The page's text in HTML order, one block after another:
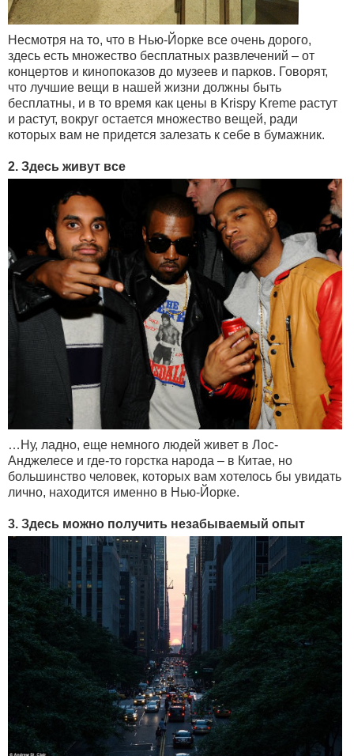
Несмотря на то, что в Нью-Йорке все очень дорого,
здесь есть множество бесплатных развлечений – от
концертов и кинопоказов до музеев и парков. Говорят,
что лучшие вещи в нашей жизни должны быть
бесплатны, и в то время как цены в Krispy Kreme растут
и растут, вокруг остается множество вещей, ради
которых вам не придется залезать к себе в бумажник.
2. Здесь живут все
…Ну, ладно, еще немного людей живет в Лос-
Анджелесе и где-то горстка народа – в Китае, но
большинство человек, которых вам хотелось бы увидать
лично, находится именно в Нью-Йорке.
3. Здесь можно получить незабываемый опыт